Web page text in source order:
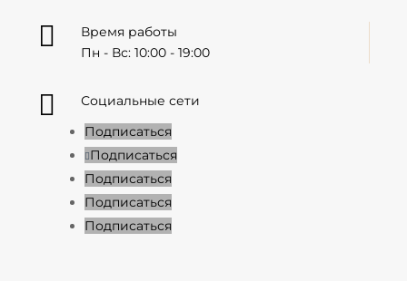

Время работы
Пн - Вс: 10:00 - 19:00

Социальные сети
Подписаться
Подписаться
Подписаться
Подписаться
Подписаться